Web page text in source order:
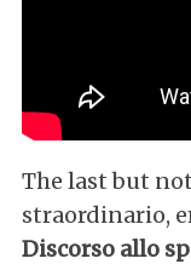
The last but
straordinario,
Discorso allo